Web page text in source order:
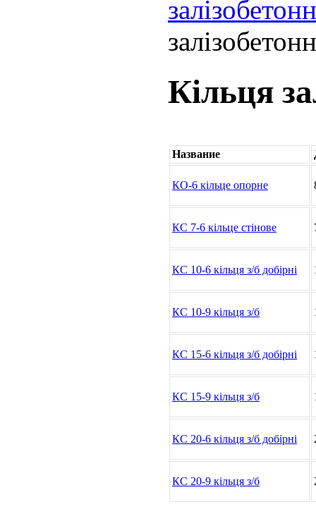
Кільця
Название
КО-6 кільце опорне
КС 7-6 кільце стінове
КС 10-6 кільця з/б добірні
КС 10-9 кільця з/б
КС 15-6 кільця з/б добірні
КС 15-9 кільця з/б
КС 20-6 кільця з/б добірні
КС 20-9 кільця з/б